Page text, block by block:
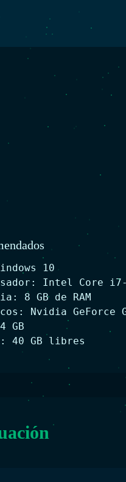
10
Intel Core i7-
8 GB de RAM
Nvidia GeForce
GB
40 GB libres